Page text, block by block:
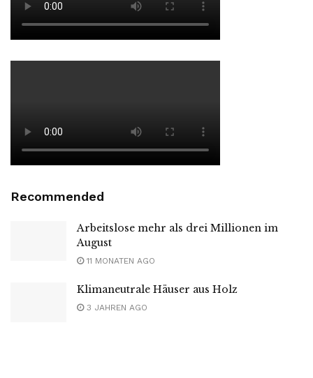
Recommended
Arbeitslose mehr als drei Millionen im
August
11 MONATEN AGO
Klimaneutrale Häuser aus Holz
3 JAHREN AGO